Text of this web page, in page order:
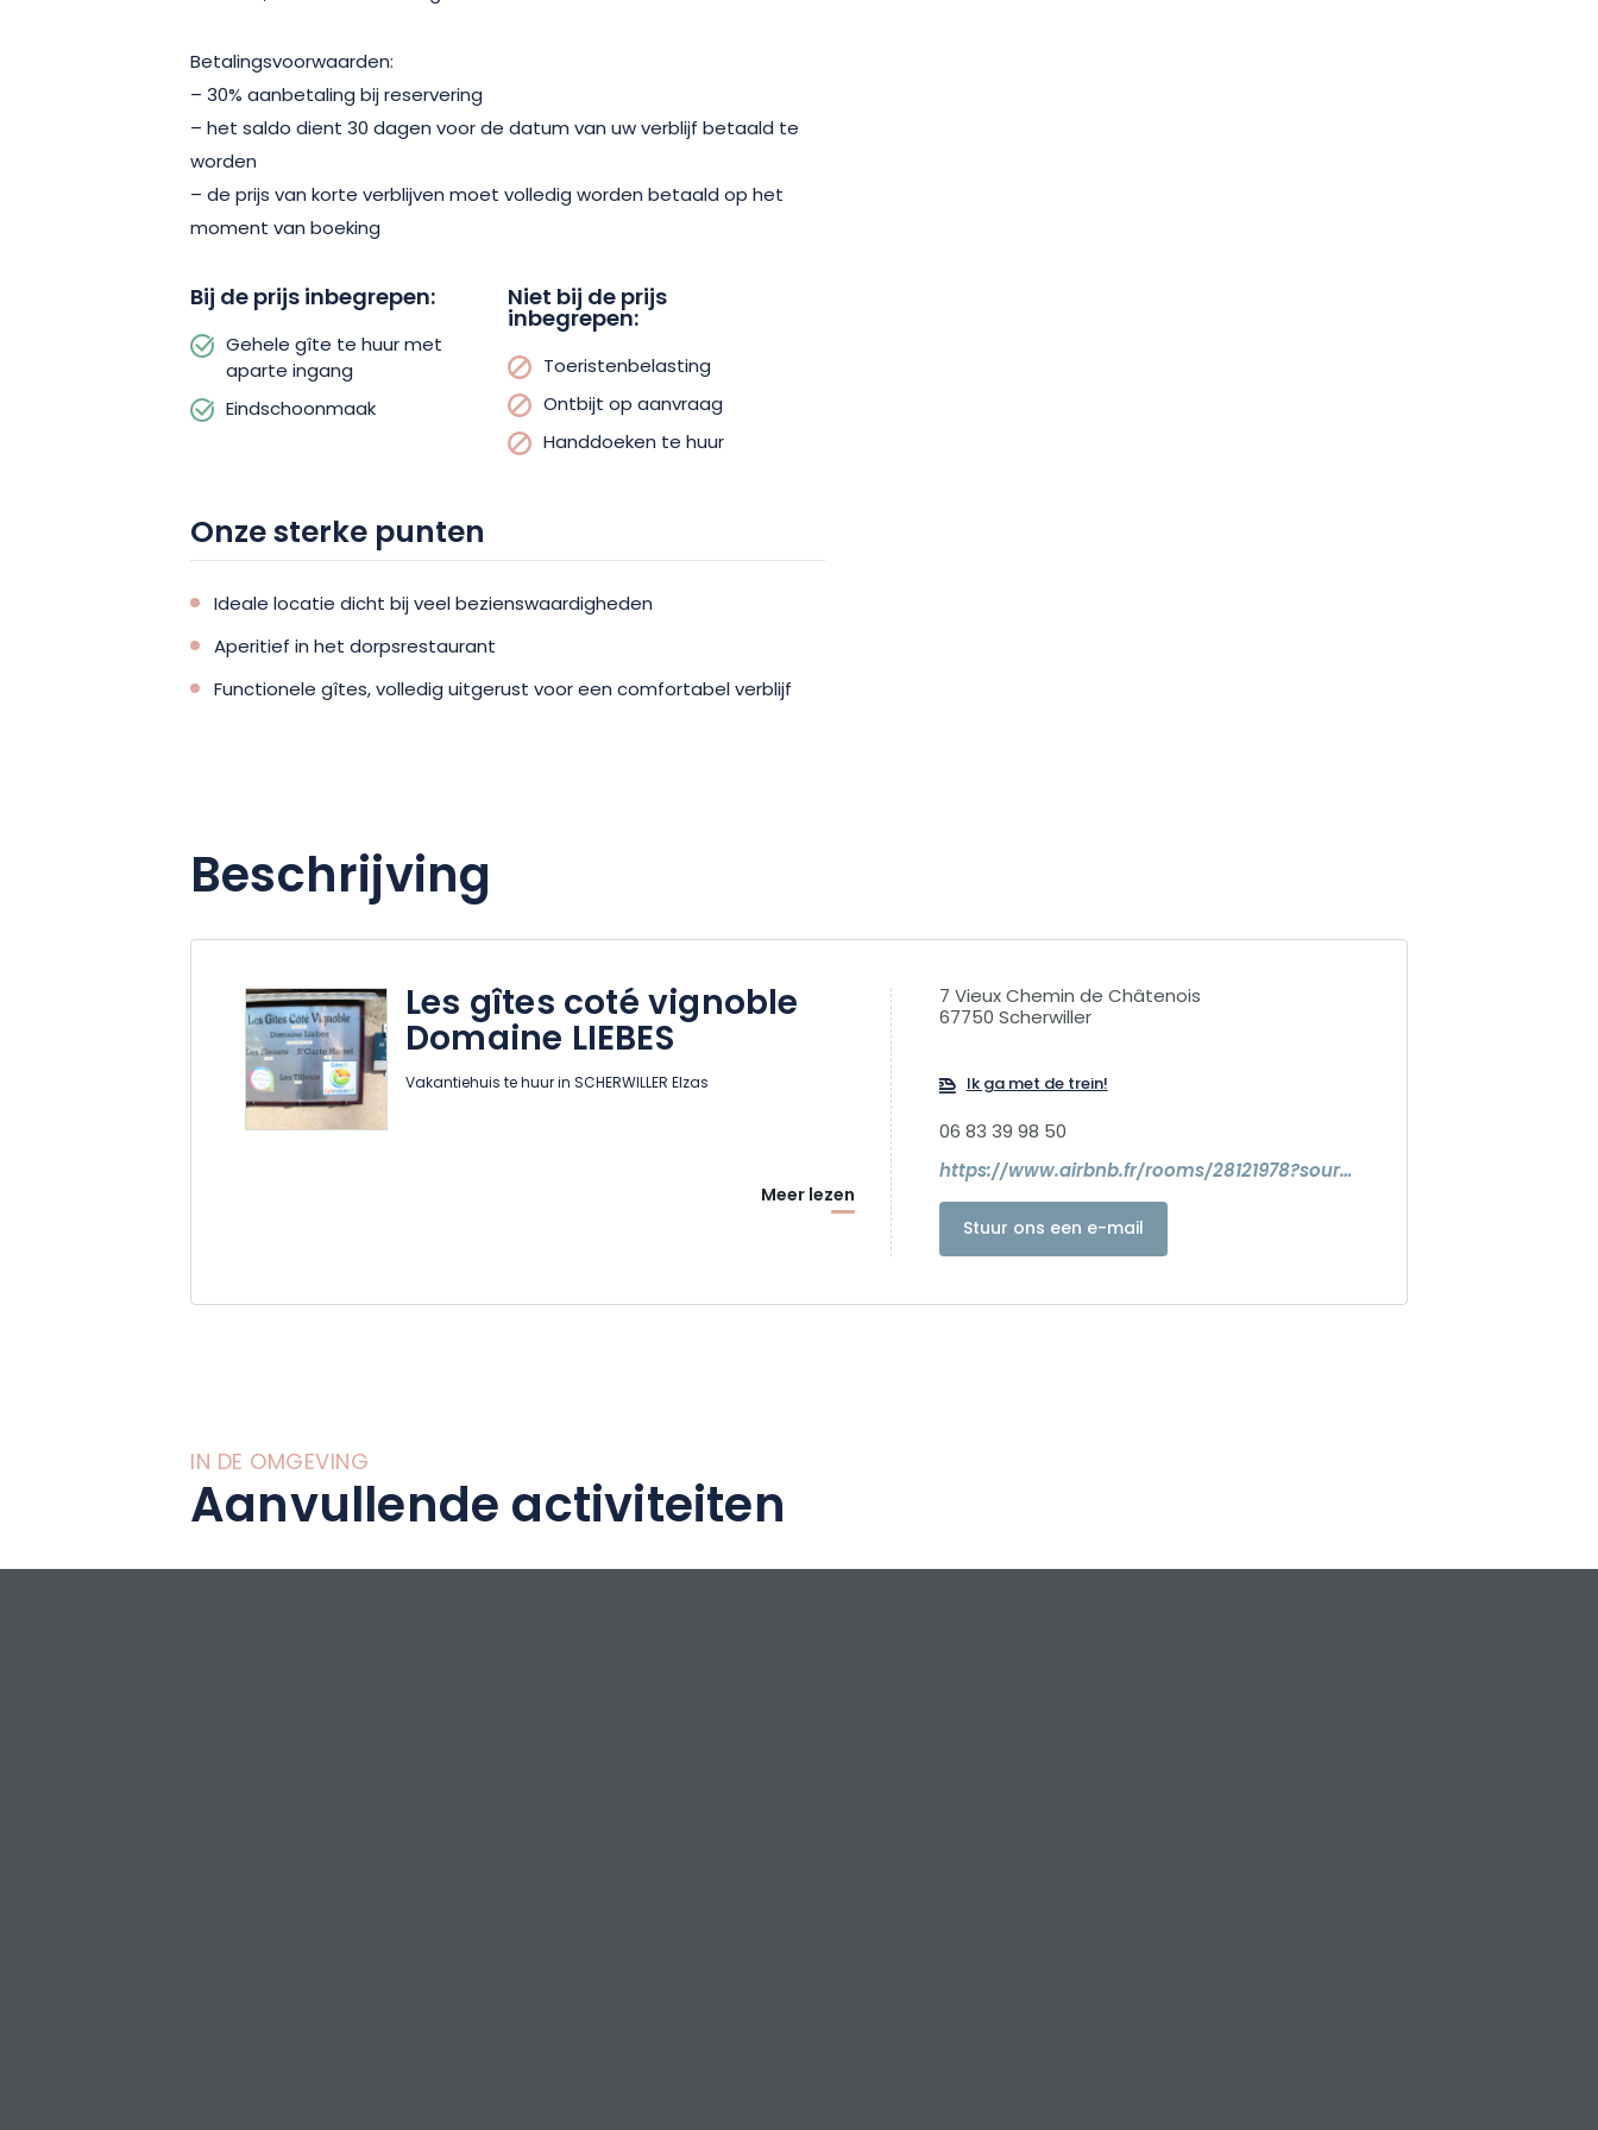
Betalingsvoorwaarden:
– 30% aanbetaling bij reservering
– het saldo dient 30 dagen voor de datum van uw verblijf betaald te
worden
– de prijs van korte verblijven moet volledig worden betaald op het
moment van boeking
Bij de prijs inbegrepen:
Gehele gîte te huur met
aparte ingang
Eindschoonmaak
Niet bij de prijs
inbegrepen:
Toeristenbelasting
Ontbijt op aanvraag
Handdoeken te huur
Onze sterke punten
Ideale locatie dicht bij veel bezienswaardigheden
Aperitief in het dorpsrestaurant
Functionele gîtes, volledig uitgerust voor een comfortabel verblijf
Beschrijving
Les gîtes coté vignoble
Domaine LIEBES
Vakantiehuis te huur in SCHERWILLER Elzas
Meer lezen
7 Vieux Chemin de Châtenois
67750 Scherwiller
Ik ga met de trein!
06 83 39 98 50
https://www.airbnb.fr/rooms/28121978?source_impression_id=p3_1654672524_vj9ond057vJ11%2BiS
Stuur ons een e-mail
IN DE OMGEVING
Aanvullende activiteiten